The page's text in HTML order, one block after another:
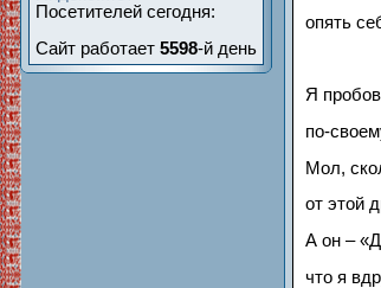
Посетителей сегодня:
Сайт работает 5598-й день
опять
Я
по-
Мол,
от этой
А он –
что я